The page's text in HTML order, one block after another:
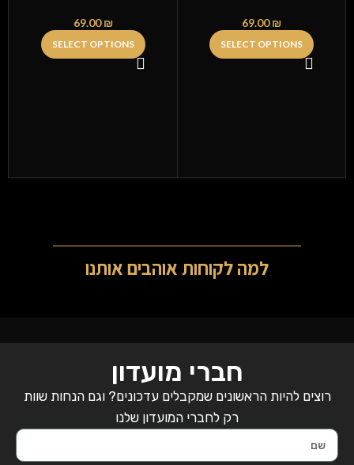
69.00₪
SELECT OPTIONS
69.00₪
SELECT OPTIONS
למה לקוחות אוהבים אותנו
חברי מועדון
רוצים להיות הראשונים שמקבלים עדכונים? וגם הנחות שוות
רק לחברי המועדון שלנו